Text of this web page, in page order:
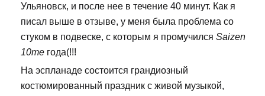
Ульяновск, и после нее в течение 40 минут. Как я
писал выше в отзыве, у меня была проблема со
стуком в подвеске, с которым я промучился Saizen
10me года(!!!
На эспланаде состоится грандиозный
костюмированный праздник с живой музыкой,